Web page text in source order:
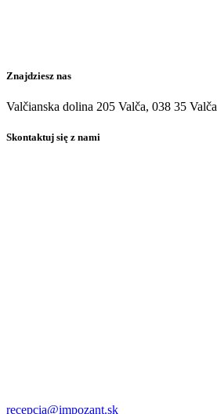
Znajdziesz nas
Valčianska dolina 205 Valča, 038 35 Valča
Skontaktuj się z nami
recepcia@impozant.sk